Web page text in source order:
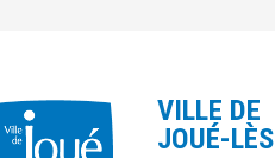
VILLE DE
JOUÉ-